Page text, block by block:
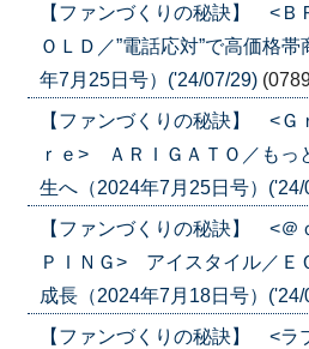
【ファンづくりの秘訣】 <
ＯＬＤ／”電話応対”で高価格
年7月25日号）('24/07/29)
【ファンづくりの秘訣】 <
ｒｅ> ＡＲＩＧＡＴＯ／もっ
生へ（2024年7月25日号）('24/
【ファンづくりの秘訣】 <
ＰＩＮＧ> アイスタイル／Ｅ
成長（2024年7月18日号）('24/
【ファンづくりの秘訣】 <